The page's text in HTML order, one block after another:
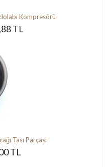
Kompresörü
TL
Tası Parçası
TL